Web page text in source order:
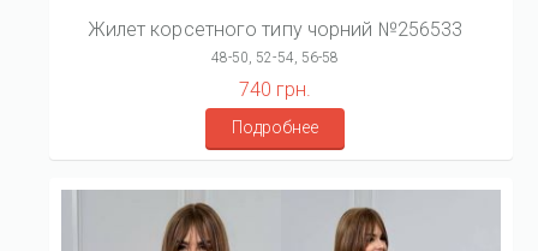
Жилет корсетного типу чорний №256533
48-50, 52-54, 56-58
740 грн.
Подробнее